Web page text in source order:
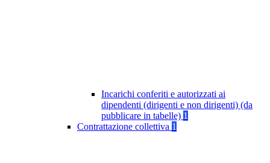
Incarichi conferiti e autorizzati ai
dipendenti (dirigenti e non dirigenti) (da
pubblicare in tabelle) 1
Contrattazione collettiva 1